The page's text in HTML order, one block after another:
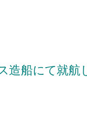
造船にて就航